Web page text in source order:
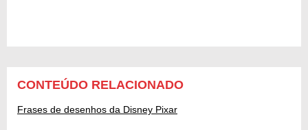
CONTEÚDO RELACIONADO
Frases de desenhos da Disney Pixar